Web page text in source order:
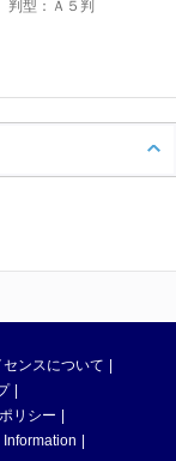
判型：Ａ５判
センスについて
リシー